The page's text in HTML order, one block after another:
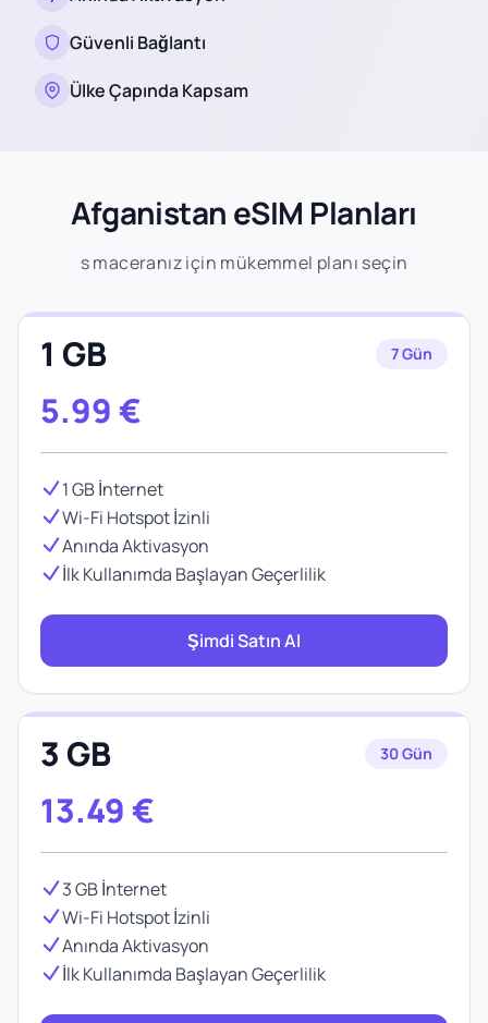
Güvenli Bağlantı
Ülke Çapında Kapsam
Afganistan eSIM Planları
s maceranız için mükemmel planı seçin
1 GB 7 Gün
5.99 €
1 GB İnternet
Wi-Fi Hotspot İzinli
Anında Aktivasyon
İlk Kullanımda Başlayan Geçerlilik
Şimdi Satın Al
3 GB 30 Gün
13.49 €
3 GB İnternet
Wi-Fi Hotspot İzinli
Anında Aktivasyon
İlk Kullanımda Başlayan Geçerlilik